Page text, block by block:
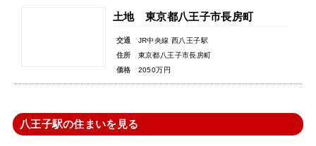
土地 東京都八王子市長房町
交通
JR中央線 西八王子駅
住所
東京都八王子市長房町
価格
2050万円
八王子駅の住まいを見る